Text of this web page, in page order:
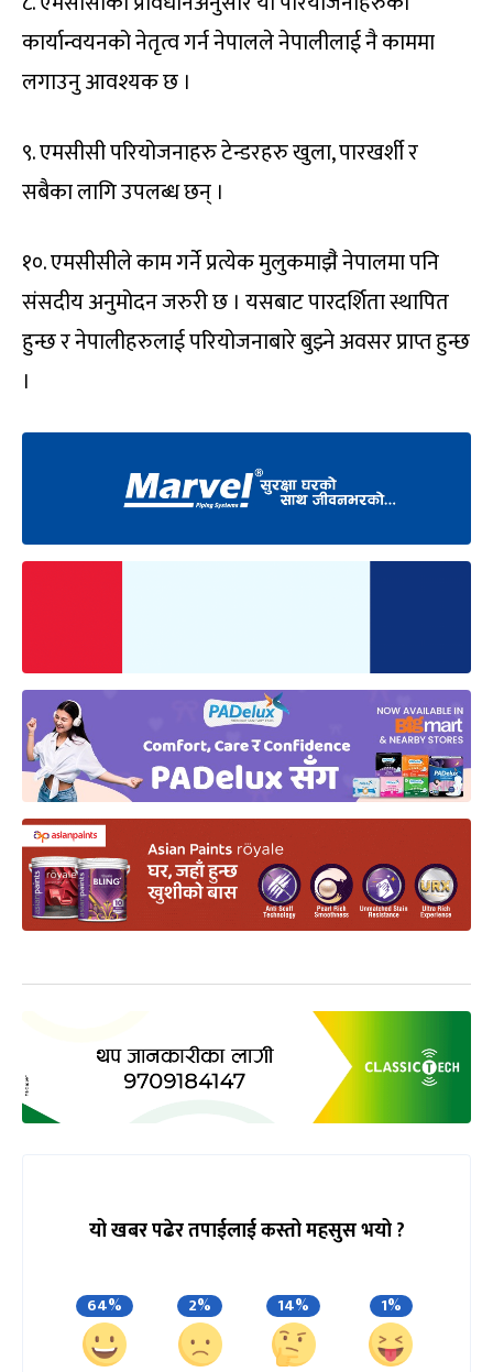
कार्यान्वयनको नेतृत्व गर्न नेपालले नेपालीलाई नै काममा
लगाउनु आवश्यक छ ।
९. एमसीसी परियोजनाहरु टेन्डरहरु खुला, पारखर्शी र
सबैका लागि उपलब्ध छन् ।
१०. एमसीसीले काम गर्ने प्रत्येक मुलुकमाझै‌ं नेपालमा पनि
संसदीय अनुमोदन जरुरी छ । यसबाट पारदर्शिता स्थापित
हुन्छ र नेपालीहरुलाई परियोजनाबारे बुझ्ने अवसर प्राप्त हुन्छ
।
यो खबर पढेर तपाईलाई कस्तो महसुस भयो ?
64% 2% 14% 1%